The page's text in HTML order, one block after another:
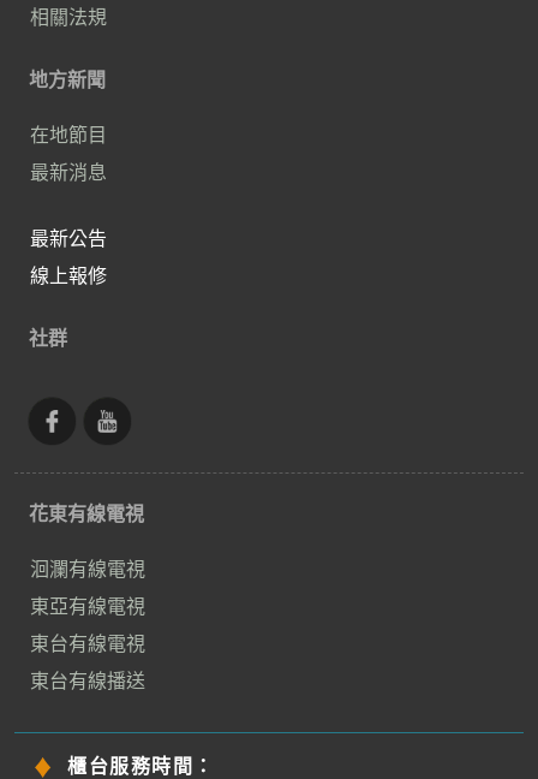
相關法規
地方新聞
在地節目
最新消息
最新公告
線上報修
社群
花東有線電視
洄瀾有線電視
東亞有線電視
東台有線電視
東台有線播送
櫃台服務時間：